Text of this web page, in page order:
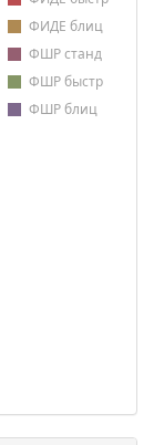
ФИДЕ блиц
ФШР станд
ФШР быстр
ФШР блиц